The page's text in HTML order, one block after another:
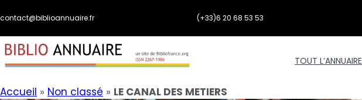
au
contenu
contact@biblioannuaire.fr (+33)6 20 68 53 53
TOUT L’ANNUAIRE
Accueil » Non classé » LE CANAL DES METIERS